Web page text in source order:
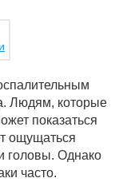
Людям, которые
показаться
ощущаться
головы. Однако
часто.